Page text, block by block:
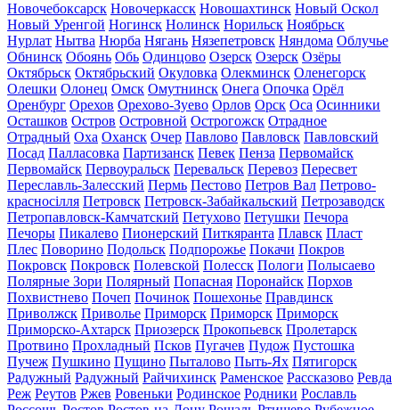
Новочебоксарск Новочеркасск Новошахтинск Новый Оскол
Новый Уренгой Ногинск Нолинск Норильск Ноябрьск
Нурлат Нытва Нюрба Нягань Нязепетровск Няндома Облучье
Обнинск Обоянь Обь Одинцово Озерск Озерск Озёры
Октябрьск Октябрьский Окуловка Олекминск Оленегорск
Олешки Олонец Омск Омутнинск Онега Опочка Орёл
Оренбург Орехов Орехово-Зуево Орлов Орск Оса Осинники
Осташков Остров Островной Острогожск Отрадное
Отрадный Оха Оханск Очер Павлово Павловск Павловский
Посад Палласовка Партизанск Певек Пенза Первомайск
Первомайск Первоуральск Перевальск Перевоз Пересвет
Переславль-Залесский Пермь Пестово Петров Вал Петрово-
красносілля Петровск Петровск-Забайкальский Петрозаводск
Петропавловск-Камчатский Петухово Петушки Печора
Печоры Пикалево Пионерский Питкяранта Плавск Пласт
Плес Поворино Подольск Подпорожье Покачи Покров
Покровск Покровск Полевской Полесск Пологи Полысаево
Полярные Зори Полярный Попасная Поронайск Порхов
Похвистнево Почеп Починок Пошехонье Правдинск
Приволжск Приволье Приморск Приморск Приморск
Приморско-Ахтарск Приозерск Прокопьевск Пролетарск
Протвино Прохладный Псков Пугачев Пудож Пустошка
Пучеж Пушкино Пущино Пыталово Пыть-Ях Пятигорск
Радужный Радужный Райчихинск Раменское Рассказово Ревда
Реж Реутов Ржев Ровеньки Родинское Родники Рославль